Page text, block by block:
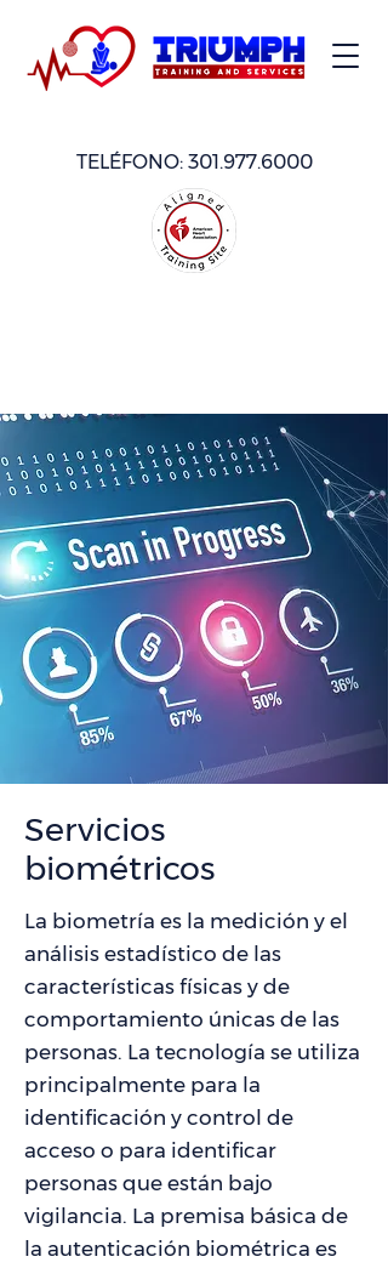
TELÉFONO: 301.977.6000
Servicios
biométricos
La biometría es la medición y el
análisis estadístico de las
características físicas y de
comportamiento únicas de las
personas. La tecnología se utiliza
principalmente para la
identificación y control de
acceso o para identificar
personas que están bajo
vigilancia. La premisa básica de
la autenticación biométrica es